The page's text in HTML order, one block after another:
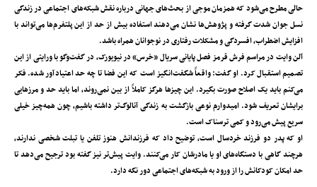
حالی مطرح می‌شود که همزمان موجی از بحث‌های جهانی درباره نقش شبکه‌های اجتماعی در زندگی
نسل جوان شدت گرفته و پژوهش‌ها نشان می‌دهند استفاده بیش از حد از این پلتفرم‌ها می‌تواند با
افزایش اضطراب، افسردگی و مشکلات رفتاری در نوجوانان همراه باشد.
آلن وایت در مراسم فرش قرمز فصل پایانی سریال «خرس» در نیویورک، در گفت‌وگو با ورایتی از این
تصمیم استقبال کرد. او گفت: واقعاً شگفت‌انگیز است که این فضا تا چه حد اعتیادآور شده. فکر
می‌کنم باید یک اصلاح صورت بگیرد. این چیزها هرگز کاملاً از بین نمی‌روند، اما باید حد و مرزهایی
برایشان تعریف شود. امیدوارم نوعی بازگشت به زندگی آنالوگ‌تر داشته باشیم، چون همه‌چیز خیلی
سریع پیش می‌رود و کمی ترسناک است.
او که پدر دو فرزند خردسال است، توضیح داد که فرزندانش هنوز تلفن یا تبلت شخصی ندارند،
هرچند گاهی با دستگاه‌های او یا مادرشان کار می‌کنند. وایت پیش‌تر نیز گفته بود ترجیح می‌دهد تا
حد امکان کودکانش را از ورود به شبکه‌های اجتماعی دور نگه دارد.